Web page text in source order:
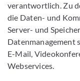
verantwortlich. Zu
die Daten-​ und
Server-​ und
Datenmanagement
E-​Mail,
Webservices.